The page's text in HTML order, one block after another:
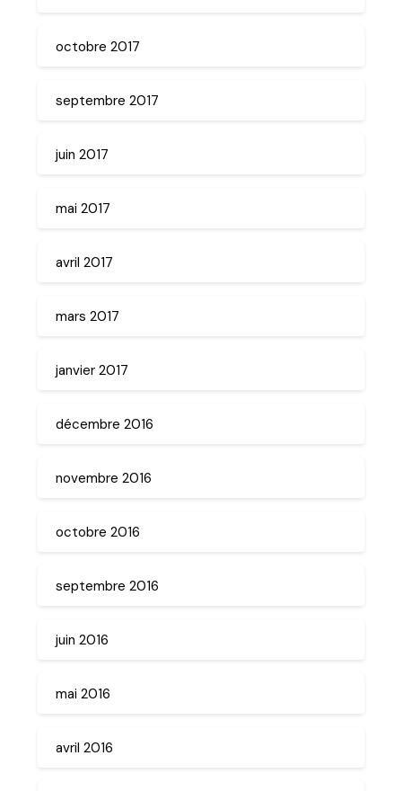
octobre 2017
septembre 2017
juin 2017
mai 2017
avril 2017
mars 2017
janvier 2017
décembre 2016
novembre 2016
octobre 2016
septembre 2016
juin 2016
mai 2016
avril 2016